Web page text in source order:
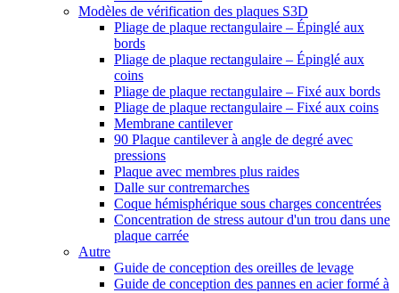
Modèles de vérification des plaques S3D
Pliage de plaque rectangulaire – Épinglé aux
bords
Pliage de plaque rectangulaire – Épinglé aux
coins
Pliage de plaque rectangulaire – Fixé aux bords
Pliage de plaque rectangulaire – Fixé aux coins
Membrane cantilever
90 Plaque cantilever à angle de degré avec
pressions
Plaque avec membres plus raides
Dalle sur contremarches
Coque hémisphérique sous charges concentrées
Concentration de stress autour d'un trou dans une
plaque carrée
Autre
Guide de conception des oreilles de levage
Guide de conception des pannes en acier formé à